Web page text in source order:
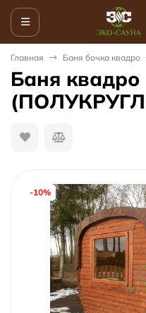
Главная Баня бочка квадро
Баня квадро
-10%